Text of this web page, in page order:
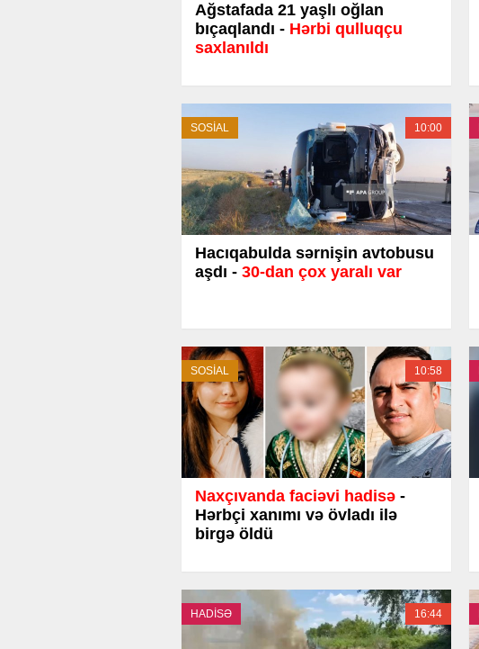
Ağstafada 21 yaşlı oğlan
bıçaqlandı - Hərbi qulluqçu
saxlanıldı
SOSİAL 10:00
Hacıqabulda sərnişin avtobusu
aşdı - 30-dan çox yaralı var
SOSİAL 10:58
Naxçıvanda faciəvi hadisə -
Hərbçi xanımı və övladı ilə
birgə öldü
HADİSƏ 16:44